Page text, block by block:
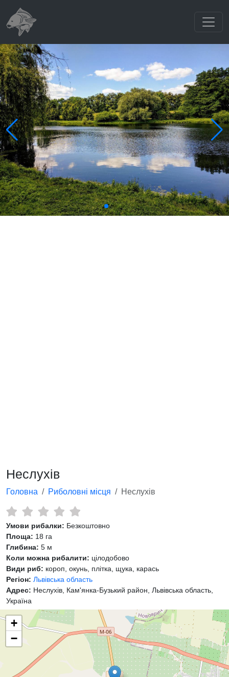
Неслухів
Головна Риболовні місця Неслухів
Умови рибалки: Безкоштовно
Площа: 18 га
Глибина: 5 м
Коли можна рибалити: цілодобово
Види риб: короп, окунь, плітка, щука, карась
Регіон: Львівська область
Адрес: Неслухів, Кам'янка-Бузький район, Львівська область,
Україна
+
−